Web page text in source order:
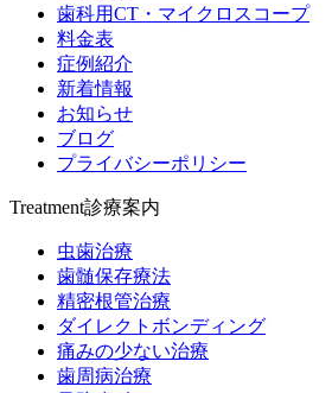
歯科用CT・マイクロスコープ
料金表
症例紹介
新着情報
お知らせ
ブログ
プライバシーポリシー
Treatment診療案内
虫歯治療
歯髄保存療法
精密根管治療
ダイレクトボンディング
痛みの少ない治療
歯周病治療